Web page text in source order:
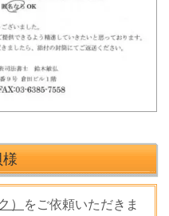
様
）
をご依頼いただきま